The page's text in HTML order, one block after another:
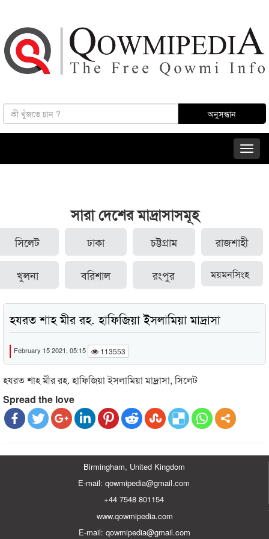
সারা দেশের মাদ্রাসাসমূহ
সিলেট ঢাকা চট্টগ্রাম রাজশাহী
খুলনা বরিশাল রংপুর ময়মনসিংহ
হযরত শাহ মীর রহ. হাফিজিয়া ইসলামিয়া মাদ্রাসা
February 15 2021, 05:15 113553
হযরত শাহ মীর রহ. হাফিজিয়া ইসলামিয়া মাদ্রাসা, সিলেট
Spread the love
Birmingham, United Kingdom
E-mail: qowmipedia@gmail.com
+44 7548 801154
www.qowmipedia.com
E-mail: qowmipedia@gmail.com